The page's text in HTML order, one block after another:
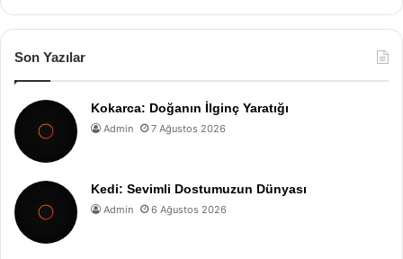
Son Yazılar
Kokarca: Doğanın İlginç Yaratığı
Admin 7 Ağustos 2026
Kedi: Sevimli Dostumuzun Dünyası
Admin 6 Ağustos 2026